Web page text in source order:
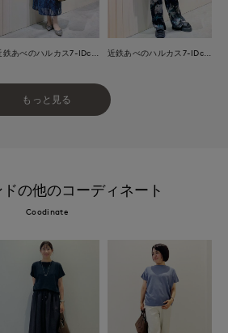
もっと見る
の他のコーディネート
Coodinate